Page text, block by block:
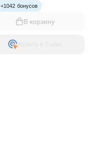
+1042 бонусов
В корзину
Купить в 1 клик